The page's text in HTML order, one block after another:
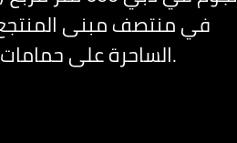
في منتصف مبنى المنتجع،
الساحرة‬ على حمامات السباحة والشاطئ والخليج العربي.